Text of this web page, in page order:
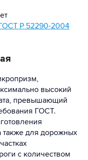
Р 52290-2004
высокий
превышающий
ГОСТ.
также для дорожных
с количеством